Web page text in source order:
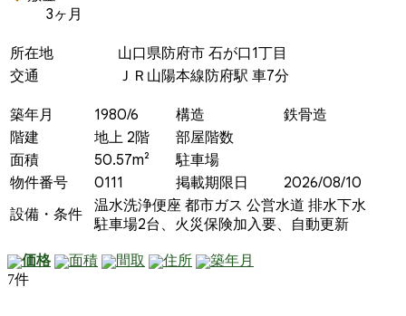
3ヶ月
所在地
山口県防府市 石が口1丁目
交通
ＪＲ山陽本線防府駅 車7分
築年月 1980/6 構造
鉄骨造
階建
地上 2階
部屋階数
面積
50.57m²
駐車場
物件番号
0111 掲載期限日
2026/08/10
設備・条件
温水洗浄便座 都市ガス 公営水道 排水下水
駐車場2台、火災保険加入要、自動更新
価格
面積 間取 住所 築年月
7件